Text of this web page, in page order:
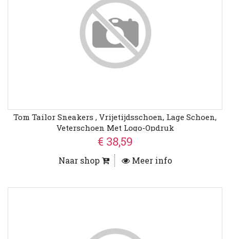
Tom Tailor Sneakers , Vrijetijdsschoen, Lage Schoen,
Veterschoen Met Logo-Opdruk
€ 38,59
Naar shop Meer info